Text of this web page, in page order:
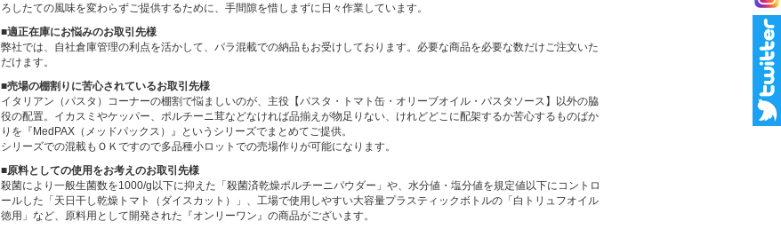
ろしたての風味を変わらずご提供するために、手間隙を惜しまずに日々作業しています。
■適正在庫にお悩みのお取引先様
弊社では、自社倉庫管理の利点を活かして、バラ混載での納品もお受けしております。必要な商品を必要な数だけご注文いた
だけます。
■売場の棚割りに苦心されているお取引先様
イタリアン（パスタ）コーナーの棚割で悩ましいのが、主役【パスタ・トマト缶・オリーブオイル・パスタソース】以外の脇
役の配置。イカスミやケッパー、ポルチーニ茸などなければ品揃えが物足りない、けれどどこに配架するか苦心するものばか
りを『MedPAX（メッドパックス）』というシリーズでまとめてご提供。
シリーズでの混載もＯＫですので多品種小ロットでの売場作りが可能になります。
■原料としての使用をお考えのお取引先様
殺菌により一般生菌数を1000/g以下に抑えた「殺菌済乾燥ポルチーニパウダー」や、水分値・塩分値を規定値以下にコントロ
ールした「天日干し乾燥トマト（ダイスカット）」、工場で使用しやすい大容量プラスティックボトルの「白トリュフオイル
徳用」など、原料用として開発された『オンリーワン』の商品がございます。